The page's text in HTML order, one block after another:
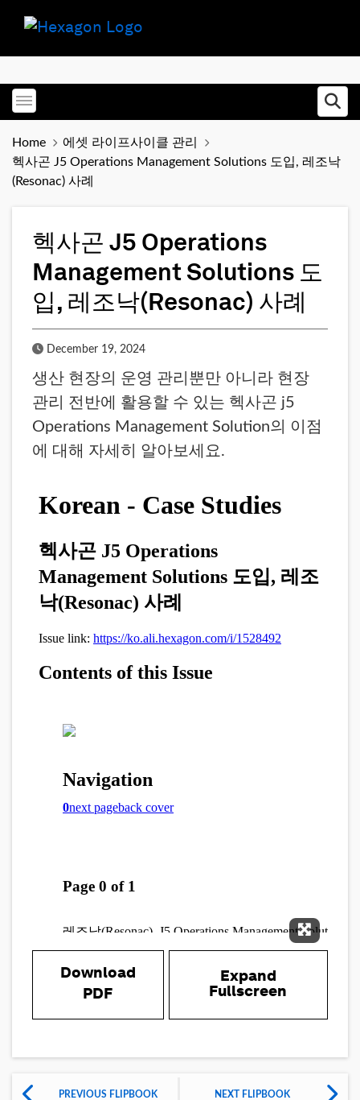
Toggle menubar
Home
에셋 라이프사이클 관리
헥사곤 J5 Operations Management Solutions 도입, 레조낙
(Resonac) 사례
헥사곤 J5 Operations
Management Solutions 도
입, 레조낙(Resonac) 사례
Published Date
December 19, 2024
생산 현장의 운영 관리뿐만 아니라 현장
관리 전반에 활용할 수 있는 헥사곤 j5
Operations Management Solution의 이점
에 대해 자세히 알아보세요.
Expand
Download
PDF
Expand
Fullscreen
PREVIOUS FLIPBOOK NEXT FLIPBOOK